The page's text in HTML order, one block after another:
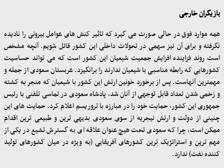
بازیگران خارجی
همه موارد فوق در حالی صورت می گیرد که تاثیر کنش های عوامل بیرونی را نادیده
نگرفته و برای آن نیز سهمی در تحولات داخلی این کشور قائل شویم. آنچه مشخص
است روند فزاینده افزایش جمعیت شیعیان این کشور است که می تواند حساسیت
کشورهایی که رابطه مناسبی با شیعیان ندارند را برانگیزد. عربستان سعودی از جمله و
مهمترین آنهاست. پس از برخورد خونین ارتش این کشور با شیعیان که منجر به کشته
و زخمی شدن تعداد قابل توجهی از آنان شد، پادشاه سعودی در تماسی تلفنی با رئیس
جمهوری این کشور، حمایت خود را در مبارزه با تروریسم اعلام کرد. حمایت های این
چنینی از دولت و ارتش نیجریه از سوی سعودی بدیهی ترین و طبیعی ترین اقدام
ممکن است، چرا که سعودی تحت هیچ عنوان علاقه ای به گسترش تشیع در یکی از
مهم ترین و استراتژیک ترین کشورهای آفریقایی (به ویژه در میان کشورهای تولید
کننده نفت) ندارد.